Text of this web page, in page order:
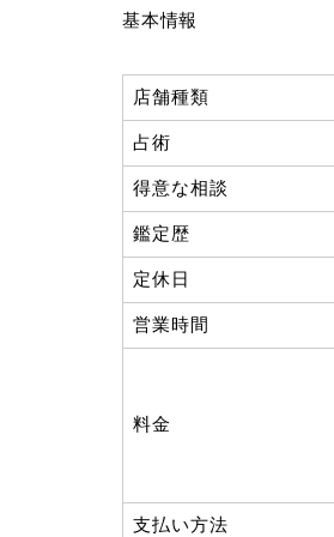
基本情報
店舗種類
占術
得意な相談
鑑定歴
定休日
営業時間
料金
支払い方法